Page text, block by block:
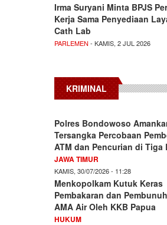
Irma Suryani Minta BPJS
Kerja Sama Penyediaan
Cath Lab
PARLEMEN - KAMIS, 2 JUL 2026
KRIMINAL
Polres Bondowoso
Tersangka Percobaan
ATM dan Pencurian di Tiga
JAWA TIMUR
KAMIS, 30/07/2026 - 11:28
Menkopolkam Kutuk Keras
Pembakaran dan
AMA Air Oleh KKB Papua
HUKUM